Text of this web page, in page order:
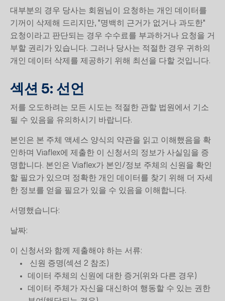
대부분의 경우 당사는 회원님이 요청하는 개인 데이터를
기꺼이 삭제해 드리지만, "명백히 근거가 없거나 과도한"
요청이라고 판단되는 경우 수수료를 부과하거나 요청을 거
부할 권리가 있습니다. 그러나 당사는 적절한 경우 귀하의
개인 데이터 삭제를 제공하기 위해 최선을 다할 것입니다.
섹션 5: 선언
저를 오도하려는 모든 시도는 적절한 관할 법원에서 기소
될 수 있음을 유의하시기 바랍니다.
본인은 본 주체 액세스 양식의 약관을 읽고 이해했음을 확
인하며 Viaflex에 제출한 이 신청서의 정보가 사실임을 증
명합니다. 본인은 Viaflex가 본인/정보 주체의 신원을 확인
할 필요가 있으며 정확한 개인 데이터를 찾기 위해 더 자세
한 정보를 얻을 필요가 있을 수 있음을 이해합니다.
서명했습니다:
날짜:
이 신청서와 함께 제출해야 하는 서류:
신원 증명(섹션 2 참조)
데이터 주체의 신원에 대한 증거(위와 다른 경우)
데이터 주체가 자신을 대신하여 행동할 수 있는 권한